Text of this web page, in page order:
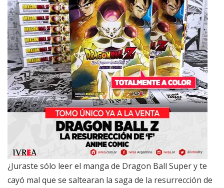
¿Juraste sólo leer el manga de Dragon Ball Super y te
cayó mal que se saltearan la saga de la resurrección de